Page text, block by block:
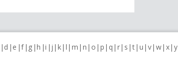
d e f g h i j k l m n o p q r s t u v w x y